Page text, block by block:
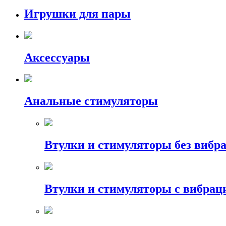
Игрушки для пары
Аксессуары
Анальные стимуляторы
Втулки и стимуляторы без
Втулки и стимуляторы с